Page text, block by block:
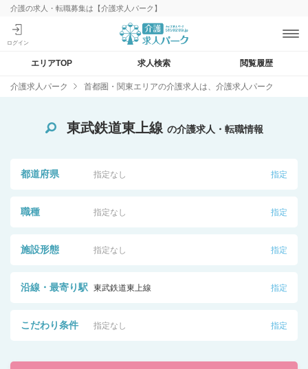
介護の求人・転職募集は【介護求人パーク】
エリアTOP 求人検索 閲覧履歴
介護求人パーク 首都圏・関東エリアの介護求人は、介護求人パーク
東武鉄道東上線 の介護求人・転職情報
都道府県 指定なし 指定
職種 指定なし 指定
施設形態 指定なし 指定
沿線・最寄り駅 東武鉄道東上線 指定
こだわり条件 指定なし 指定